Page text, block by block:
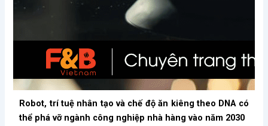
Robot, trí tuệ nhân tạo và chế độ ăn kiêng theo DNA có
thể phá vỡ ngành công nghiệp nhà hàng vào năm 2030